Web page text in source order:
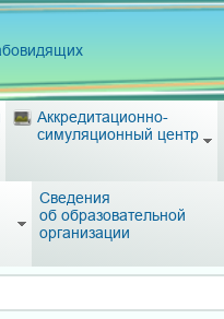
Аккредитационно-
симуляционный центр
Сведения
об образовательной
организации